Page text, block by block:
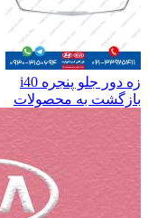
زه دور جلو پنجره i40
بازگشت به محصولات